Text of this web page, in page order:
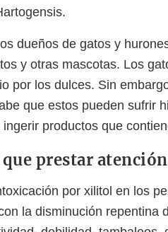
dueños de gatos y
y otras mascotas. Los
por los dulces. Sin
que estos pueden sufrir
productos que
prestar
por xilitol en los
la disminución repentina